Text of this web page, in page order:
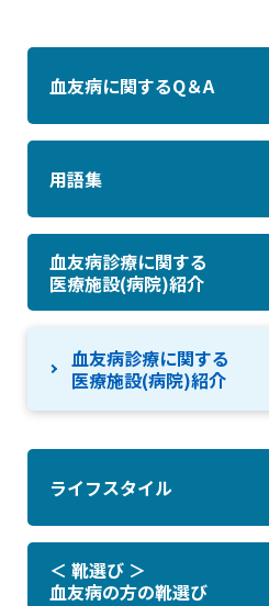
血友病に関するQ＆A
用語集
血友病診療に関する
医療施設(病院)紹介
血友病診療に関する
医療施設(病院)紹介
ライフスタイル
＜ 靴選び ＞
血友病の方の靴選び